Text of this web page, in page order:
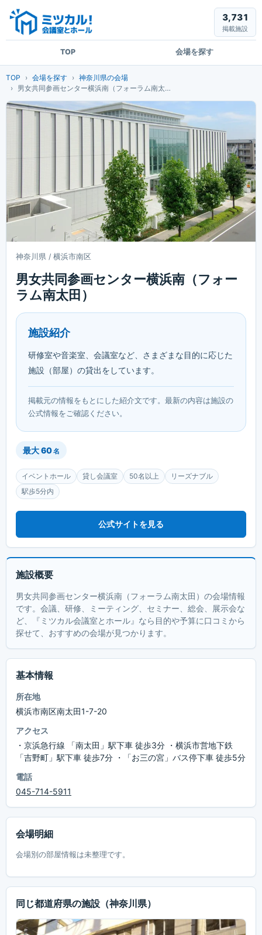
TOP 会場を探す
3,731
掲載施設
TOP 会場を探す
神奈川県の会場
男女共同参画センター横浜南（フォーラム南太田）
神奈川県 / 横浜市南区
男女共同参画センター横浜南（フォー
ラム南太田）
施設紹介
研修室や音楽室、会議室など、さまざまな目的に応じた
施設（部屋）の貸出をしています。
掲載元の情報をもとにした紹介文です。最新の内容は施設の
公式情報をご確認ください。
最大60名
イベントホール 貸し会議室 50名以上
リーズナブル
駅歩5分内
公式サイトを見る
施設概要
男女共同参画センター横浜南（フォーラム南太田）の会場情報
です。会議、研修、ミーティング、セミナー、総会、展示会な
ど、『ミツカル会議室とホール』なら目的や予算に口コミから
探せて、おすすめの会場が見つかります。
基本情報
所在地
横浜市南区南太田1-7-20
アクセス
・京浜急行線 「南太田」駅下車 徒歩3分 ・横浜市営地下鉄
「吉野町」駅下車 徒歩7分 ・「お三の宮」バス停下車 徒歩5分
電話
045-714-5911
会場明細
会場別の部屋情報は未整理です。
同じ都道府県の施設 （神奈川県）